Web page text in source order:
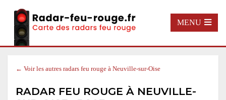
MENU
← Voir les autres radars feu rouge à Neuville-sur-Oise
RADAR FEU ROUGE À NEUVILLE-